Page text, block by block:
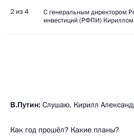
2 из 4
С генеральным директором
инвестиций (РФПИ)
В.Путин: Слушаю, Кирилл
Как год прошёл? Какие планы?